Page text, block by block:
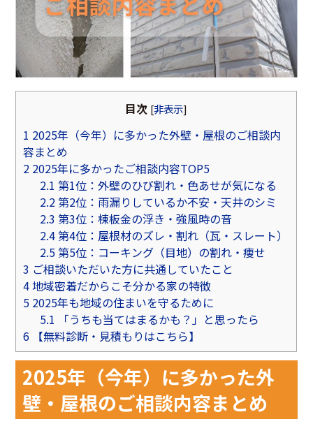
目次 [非表示]
1 2025年（今年）に多かった外壁・屋根のご相談内
容まとめ
2 2025年に多かったご相談内容TOP5
2.1 第1位：外壁のひび割れ・色あせが気になる
2.2第2位：雨漏りしているか不安・天井のシミ
2.3 第3位：棟板金の浮き・強風時の音
2.4第4位：屋根材のズレ・割れ（瓦・スレート）
2.5第5位：コーキング（目地）の割れ・痩せ
3 ご相談いただいた方に共通していたこと
4地域密着だからこそ分かる家の特徴
5 2025年も地域の住まいを守るために
5.1 「うちも当てはまるかも？」と思ったら
6 【無料診断・見積もりはこちら】
2025年（今年）に多かった外
壁・屋根のご相談内容まとめ